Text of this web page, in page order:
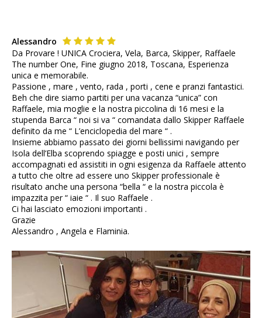
Alessandro
Da Provare ! UNICA Crociera, Vela, Barca, Skipper, Raffaele
The number One, Fine giugno 2018, Toscana, Esperienza
unica e memorabile.
Passione , mare , vento, rada , porti , cene e pranzi fantastici.
Beh che dire siamo partiti per una vacanza “unica” con
Raffaele, mia moglie e la nostra piccolina di 16 mesi e la
stupenda Barca “ noi si va “ comandata dallo Skipper Raffaele
definito da me “ L’enciclopedia del mare “ .
Insieme abbiamo passato dei giorni bellissimi navigando per
Isola dell’Elba scoprendo spiagge e posti unici , sempre
accompagnati ed assistiti in ogni esigenza da Raffaele attento
a tutto che oltre ad essere uno Skipper professionale è
risultato anche una persona “bella “ e la nostra piccola è
impazzita per “ iaie “ . Il suo Raffaele .
Ci hai lasciato emozioni importanti .
Grazie
Alessandro , Angela e Flaminia.